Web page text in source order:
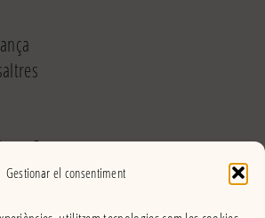
Gestionar el consentiment
Calent
31 (La Garriga) >>